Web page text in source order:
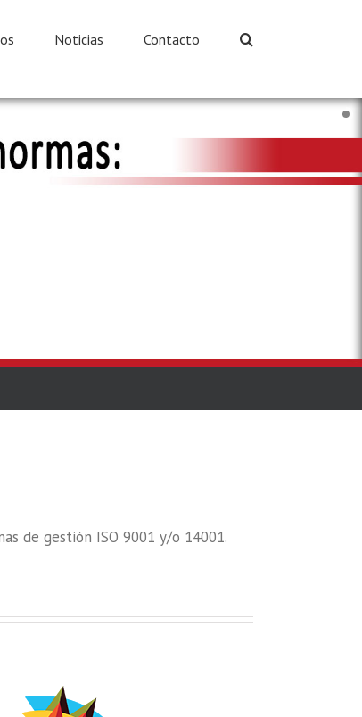
Noticias Contacto
de gestión ISO 9001 y/o 14001.